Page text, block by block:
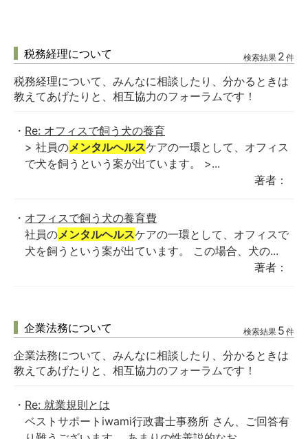
税務経理について 検索結果 2 件
税務経理について、みんなに相談したり、分かるときは
教えてあげたりと、相互協力のフォーラムです！
Re: オフィスで飼う犬の養育
> 社員のメンタルヘルスケアの一環として、オフィス
で犬を飼うという案が出ています。 >...
著者：
オフィスで飼う犬の養育費
社員のメンタルヘルスケアの一環として、オフィスで
犬を飼うという案が出ています。 この場合、犬の...
著者：
企業法務について 検索結果 5 件
企業法務について、みんなに相談したり、分かるときは
教えてあげたりと、相互協力のフォーラムです！
Re: 就業規則とは
ベストサポートiwami行政書士事務所 さん、ご回答有